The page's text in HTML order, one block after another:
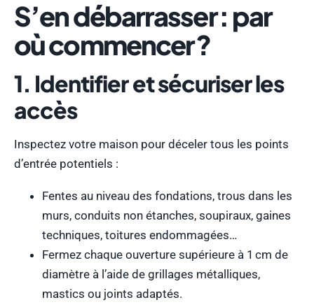
S’en débarrasser : par
où commencer ?
1. Identifier et sécuriser les
accès
Inspectez votre maison pour déceler tous les points
d’entrée potentiels :
Fentes au niveau des fondations, trous dans les
murs, conduits non étanches, soupiraux, gaines
techniques, toitures endommagées…
Fermez chaque ouverture supérieure à 1 cm de
diamètre à l’aide de grillages métalliques,
mastics ou joints adaptés.